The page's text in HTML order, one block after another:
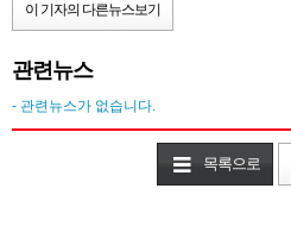
이 기자의 다른뉴스보기
관련뉴스
- 관련뉴스가 없습니다.
목록으로